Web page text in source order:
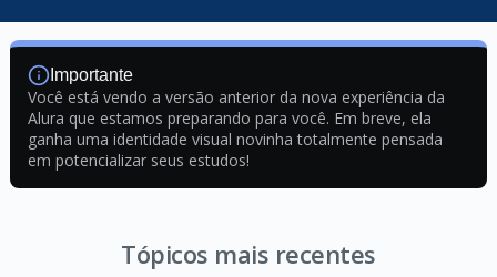
Importante
Você está vendo a versão anterior da nova experiência da
Alura que estamos preparando para você. Em breve, ela
ganha uma identidade visual novinha totalmente pensada
em potencializar seus estudos!
Tópicos mais recentes